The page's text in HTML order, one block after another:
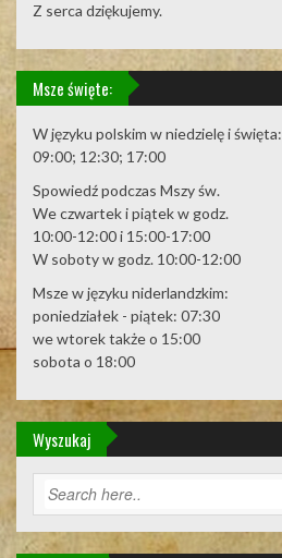
Z serca dziękujemy.
Msze święte:
W języku polskim w niedzielę i święta:
09:00; 12:30; 17:00
Spowiedź podczas Mszy św.
We czwartek i piątek w godz.
10:00-12:00 i 15:00-17:00
W soboty w godz. 10:00-12:00
Msze w języku niderlandzkim:
poniedziałek - piątek: 07:30
we wtorek także o 15:00
sobota o 18:00
Wyszukaj